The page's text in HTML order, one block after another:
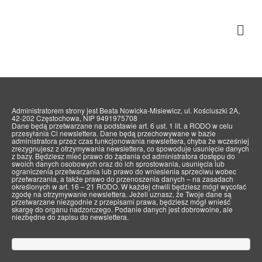
Administratorem strony jest Beata Nowicka-Misiewicz, ul. Kościuszki 2A,
42-202 Częstochowa, NIP 9491975708
Dane będą przetwarzane na podstawie art. 6 ust. 1 lit. a RODO w celu
przesyłania Ci newslettera. Dane będą przechowywane w bazie
administratora przez czas funkcjonowania newslettera, chyba że wcześniej
zrezygnujesz z otrzymywania newslettera, co spowoduje usunięcie danych
z bazy. Będziesz mieć prawo do żądania od administratora dostępu do
swoich danych osobowych oraz do ich sprostowania, usunięcia lub
ograniczenia przetwarzania lub prawo do wniesienia sprzeciwu wobec
przetwarzania, a także prawo do przenoszenia danych – na zasadach
określonych w art. 16 – 21 RODO. W każdej chwili będziesz mógł wycofać
zgodę na otrzymywanie newslettera. Jeżeli uznasz, że Twoje dane są
przetwarzane niezgodnie z przepisami prawa, będziesz mógł wnieść
skargę do organu nadzorczego. Podanie danych jest dobrowolne, ale
niezbędne do zapisu do newslettera.